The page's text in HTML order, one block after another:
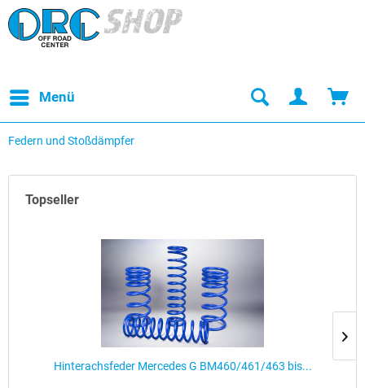
Menü
Federn und Stoßdämpfer
Topseller
Hinterachsfeder Mercedes G BM460/461/463 bis...